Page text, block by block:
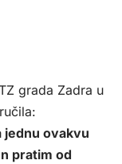
grada Zadra u
jednu ovakvu
pratim od